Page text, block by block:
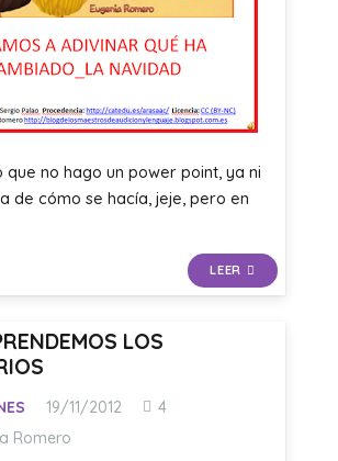
que no hago un power point, ya ni
de cómo se hacía, jeje, pero en
LEER
LOS
19/11/2012 4Comentarios
Romero